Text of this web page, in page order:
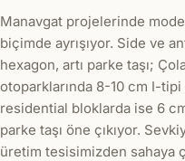
Manavgat projelerinde
biçimde ayrışıyor. Side ve
hexagon, artı parke taşı;
otoparklarında 8-10 cm I-
residential bloklarda ise 6
parke taşı öne çıkıyor.
üretim tesisimizden sahaya